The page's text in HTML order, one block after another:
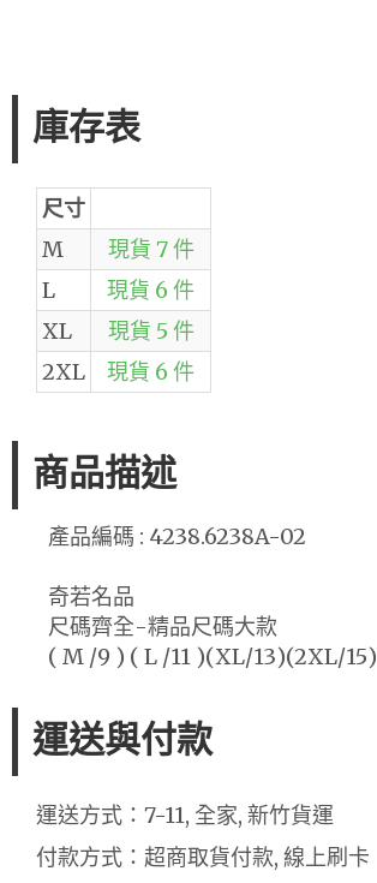
庫存表
尺寸
M
現貨 7 件
L
現貨 6 件
XL
現貨 5 件
2XL
現貨 6 件
商品描述
產品編碼 : 4238.6238A-02
奇若名品
尺碼齊全-精品尺碼大款
( M /9 ) ( L /11 )(XL/13)(2XL/15)
運送與付款
運送方式：7-11, 全家, 新竹貨運
付款方式：超商取貨付款, 線上刷卡